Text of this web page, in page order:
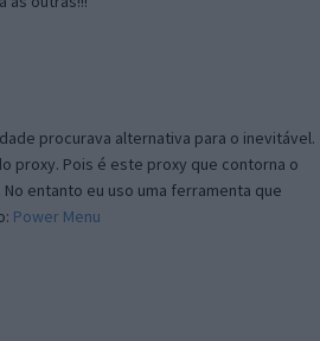
procurava alternativa para o inevitável.
proxy. Pois é este proxy que contorna o
entanto eu uso uma ferramenta que
Power Menu